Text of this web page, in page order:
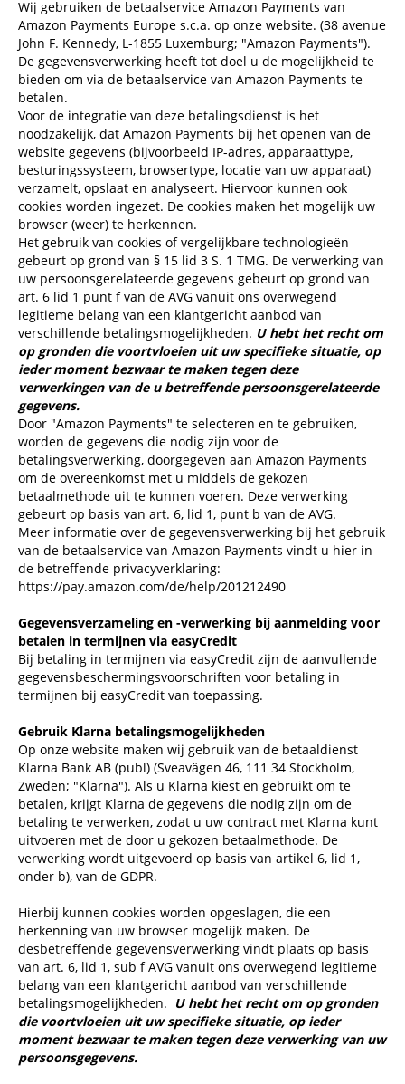
Wij gebruiken de betaalservice Amazon Payments van
Amazon Payments Europe s.c.a. op onze website. (38 avenue
John F. Kennedy, L-1855 Luxemburg; "Amazon Payments").
De gegevensverwerking heeft tot doel u de mogelijkheid te
bieden om via de betaalservice van Amazon Payments te
betalen.
Voor de integratie van deze betalingsdienst is het
noodzakelijk, dat Amazon Payments bij het openen van de
website gegevens (bijvoorbeeld IP-adres, apparaattype,
besturingssysteem, browsertype, locatie van uw apparaat)
verzamelt, opslaat en analyseert. Hiervoor kunnen ook
cookies worden ingezet. De cookies maken het mogelijk uw
browser (weer) te herkennen.
Het gebruik van cookies of vergelijkbare technologieën
gebeurt op grond van § 15 lid 3 S. 1 TMG. De verwerking van
uw persoonsgerelateerde gegevens gebeurt op grond van
art. 6 lid 1 punt f van de AVG vanuit ons overwegend
legitieme belang van een klantgericht aanbod van
verschillende betalingsmogelijkheden. U hebt het recht om
op gronden die voortvloeien uit uw specifieke situatie, op
ieder moment bezwaar te maken tegen deze
verwerkingen van de u betreffende persoonsgerelateerde
gegevens.
Door "Amazon Payments" te selecteren en te gebruiken,
worden de gegevens die nodig zijn voor de
betalingsverwerking, doorgegeven aan Amazon Payments
om de overeenkomst met u middels de gekozen
betaalmethode uit te kunnen voeren. Deze verwerking
gebeurt op basis van art. 6, lid 1, punt b van de AVG.
Meer informatie over de gegevensverwerking bij het gebruik
van de betaalservice van Amazon Payments vindt u hier in
de betreffende privacyverklaring:
https://pay.amazon.com/de/help/201212490
Gegevensverzameling en -verwerking bij aanmelding voor
betalen in termijnen via easyCredit
Bij betaling in termijnen via easyCredit zijn de aanvullende
gegevensbeschermingsvoorschriften voor betaling in
termijnen bij easyCredit van toepassing.
Gebruik Klarna betalingsmogelijkheden
Op onze website maken wij gebruik van de betaaldienst
Klarna Bank AB (publ) (Sveavägen 46, 111 34 Stockholm,
Zweden; "Klarna"). Als u Klarna kiest en gebruikt om te
betalen, krijgt Klarna de gegevens die nodig zijn om de
betaling te verwerken, zodat u uw contract met Klarna kunt
uitvoeren met de door u gekozen betaalmethode. De
verwerking wordt uitgevoerd op basis van artikel 6, lid 1,
onder b), van de GDPR.
Hierbij kunnen cookies worden opgeslagen, die een
herkenning van uw browser mogelijk maken. De
desbetreffende gegevensverwerking vindt plaats op basis
van art. 6, lid 1, sub f AVG vanuit ons overwegend legitieme
belang van een klantgericht aanbod van verschillende
betalingsmogelijkheden. U hebt het recht om op gronden
die voortvloeien uit uw specifieke situatie, op ieder
moment bezwaar te maken tegen deze verwerking van uw
persoonsgegevens.